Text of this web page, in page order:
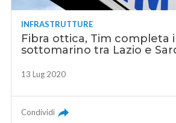
INFRASTRUTTURE
Fibra ottica, Tim completa
sottomarino tra Lazio e
13 Lug 2020
Condividi